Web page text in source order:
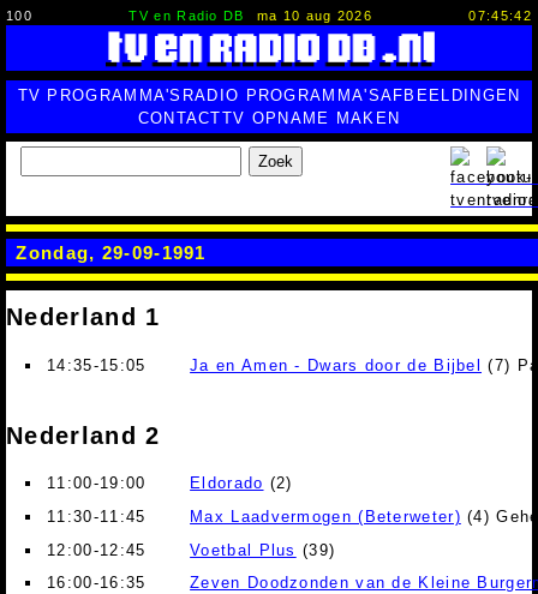
100 TV en Radio DB ma 10 aug 2026 07:45:43
TV PROGRAMMA'S RADIO PROGRAMMA'SAFBEELDINGEN
CONTACTTV OPNAME MAKEN
Zoek
Zondag, 29-09-1991
Nederland 1
14:35-15:05 Ja en Amen - Dwars door de Bijbel (7)
Nederland 2
11:00-19:00 Eldorado (2)
11:30-11:45
Max Laadvermogen (Beterweter) (4)
12:00-12:45
Voetbal Plus (39)
16:00-16:35
Zeven Doodzonden van de Kleine